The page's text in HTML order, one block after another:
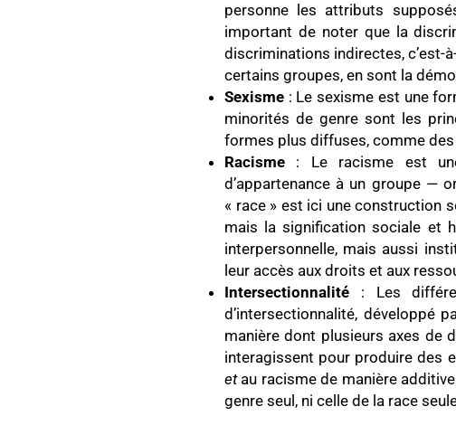
personne les attributs
important de noter que la
discriminations indirectes, c’est-
certains groupes, en sont la
Sexisme : Le sexisme est une
minorités de genre sont les
formes plus diffuses, comme
Racisme : Le racisme est
d’appartenance à un groupe —
« race » est ici une construction
mais la signification sociale et
interpersonnelle, mais aussi
leur accès aux droits et aux
Intersectionnalité : Les
d’intersectionnalité, développé
manière dont plusieurs axes de
interagissent pour produire des
etau racisme de manière
genre seul, ni celle de la race